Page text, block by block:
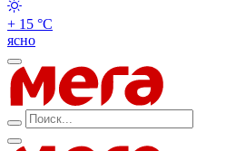
+ 15 °С
ясно